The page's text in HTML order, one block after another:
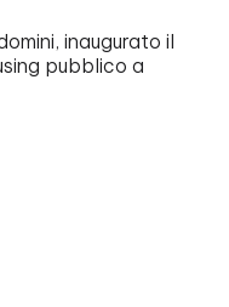
inaugurato il
pubblico a